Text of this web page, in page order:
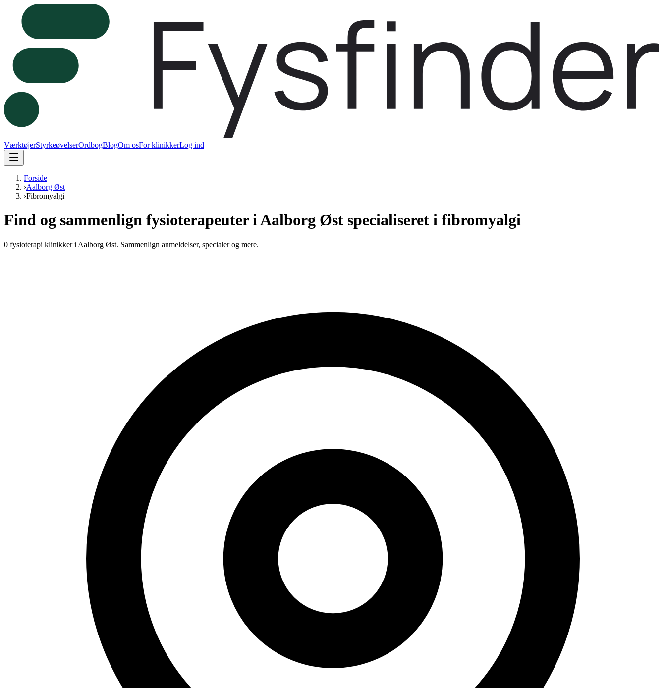
VærktøjerStyrkeøvelserOrdbogBlogOm osFor klinikkerLog ind
Forside
›Aalborg Øst
›Fibromyalgi
Find og sammenlign fysioterapeuter i Aalborg Øst specialiseret i fibromyalgi
0 fysioterapi klinikker i Aalborg Øst. Sammenlign anmeldelser, specialer og mere.